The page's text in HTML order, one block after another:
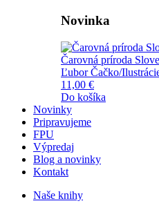
Novinka
Čarovná príroda
Ľubor Čačko/
11,00 €
Do košíka
Novinky
Pripravujeme
FPU
Výpredaj
Blog a novinky
Kontakt
Naše knihy